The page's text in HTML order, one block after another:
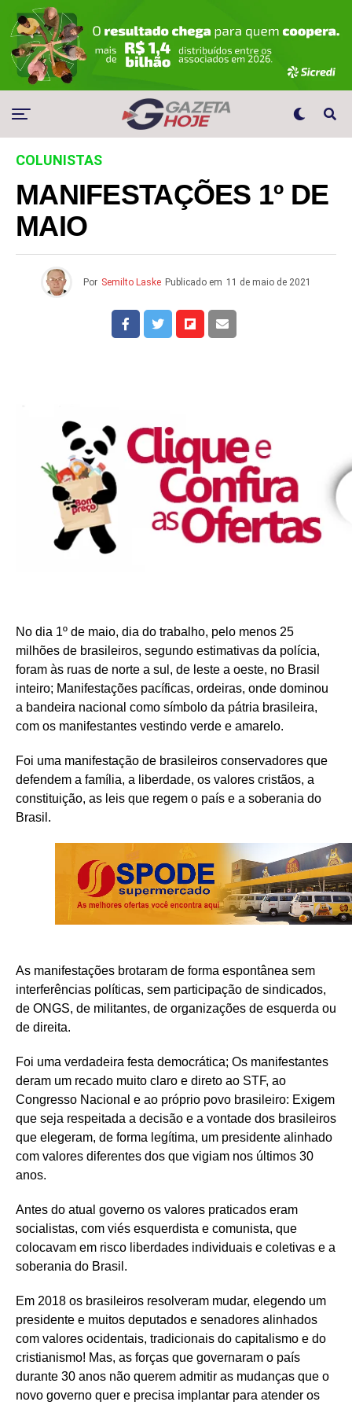
COLUNISTAS
MANIFESTAÇÕES 1º DE
MAIO
Por Semilto Laske Publicado em 11 de maio de 2021
No dia 1º de maio, dia do trabalho, pelo menos 25
milhões de brasileiros, segundo estimativas da polícia,
foram às ruas de norte a sul, de leste a oeste, no Brasil
inteiro; Manifestações pacíficas, ordeiras, onde dominou
a bandeira nacional como símbolo da pátria brasileira,
com os manifestantes vestindo verde e amarelo.
Foi uma manifestação de brasileiros conservadores que
defendem a família, a liberdade, os valores cristãos, a
constituição, as leis que regem o país e a soberania do
Brasil.
As manifestações brotaram de forma espontânea sem
interferências políticas, sem participação de sindicados,
de ONGS, de militantes, de organizações de esquerda ou
de direita.
Foi uma verdadeira festa democrática; Os manifestantes
deram um recado muito claro e direto ao STF, ao
Congresso Nacional e ao próprio povo brasileiro: Exigem
que seja respeitada a decisão e a vontade dos brasileiros
que elegeram, de forma legítima, um presidente alinhado
com valores diferentes dos que vigiam nos últimos 30
anos.
Antes do atual governo os valores praticados eram
socialistas, com viés esquerdista e comunista, que
colocavam em risco liberdades individuais e coletivas e a
soberania do Brasil.
Em 2018 os brasileiros resolveram mudar, elegendo um
presidente e muitos deputados e senadores alinhados
com valores ocidentais, tradicionais do capitalismo e do
cristianismo! Mas, as forças que governaram o país
durante 30 anos não querem admitir as mudanças que o
novo governo quer e precisa implantar para atender os